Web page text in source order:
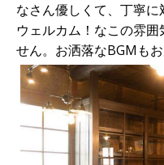
なさん優しくて、丁寧
ウェルカム！なこの雰
せん。お洒落なBGMも